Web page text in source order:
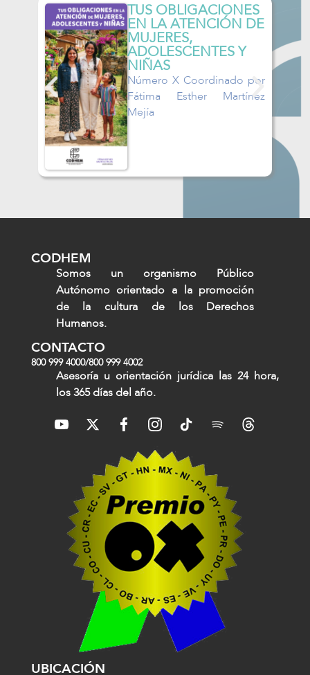
TUS OBLIGACIONES
EN LA ATENCIÓN DE
MUJERES,
ADOLESCENTES Y
NIÑAS
Número X Coordinado por
Fátima Esther Martínez
Mejía
CODHEM
Somos un organismo Público
Autónomo orientado a la promoción
de la cultura de los Derechos
Humanos.
CONTACTO
800 999 4000/800 999 4002
Asesoría u orientación jurídica las 24 hora,
los 365 días del año.
UBICACIÓN